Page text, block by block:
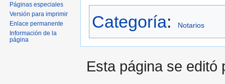
Categoría: Notarios
Páginas especiales
Versión para imprimir
Enlace permanente
Información de la
página
Esta página se editó